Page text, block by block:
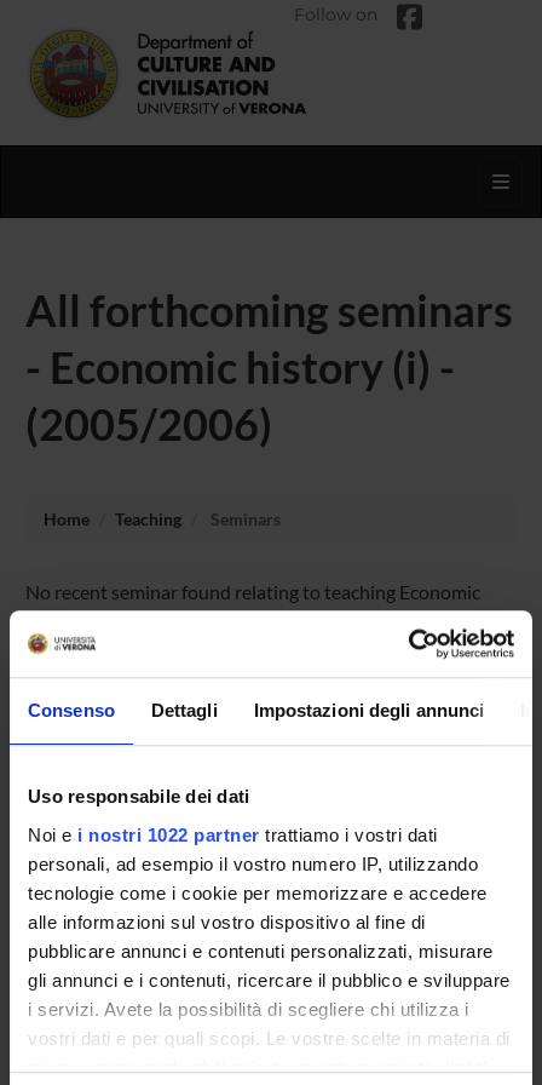
Consenso Dettagli Impostazioni degli annunci
Uso responsabile dei dati
Noi e i nostri 1022 partner trattiamo i vostri dati
personali, ad esempio il vostro numero IP, utilizzando
tecnologie come i cookie per memorizzare e accedere
alle informazioni sul vostro dispositivo al fine di
pubblicare annunci e contenuti personalizzati, misurare
gli annunci e i contenuti, ricercare il pubblico e sviluppare
i servizi. Avete la possibilità di scegliere chi utilizza i
vostri dati e per quali scopi. Le vostre scelte in materia di
privacy sono applicabili solo su questa proprietà digitale
Follow on
All forthcoming seminars
- Economic history (i) -
(2005/2006)
Home Teaching Seminars
No recent seminar found relating to teaching Economic
history (i).
PHD PROGRAMMES AND POSTGRADUATE
TRAINING
Contacts
People
Places
Calendar